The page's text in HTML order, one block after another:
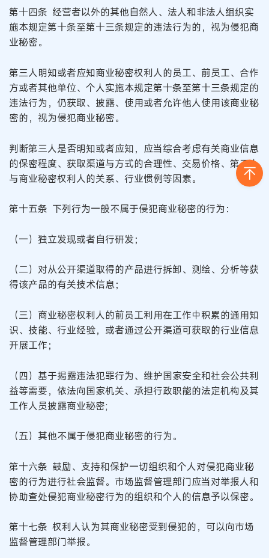
第十四条 经营者以外的其他自然人、法人和非法人组织实
施本规定第十条至第十三条规定的违法行为的，视为侵犯商
业秘密。
第三人明知或者应知商业秘密权利人的员工、前员工、合作
方或者其他单位、个人实施本规定第十条至第十三条规定的
违法行为，仍获取、披露、使用或者允许他人使用该商业秘
密的，视为侵犯商业秘密。
判断第三人是否明知或者应知，应当综合考虑有关商业信息
的保密程度、获取渠道与方式的合理性、交易价格、第三人
与商业秘密权利人的关系、行业惯例等因素。
第十五条 下列行为一般不属于侵犯商业秘密的行为：
（一）独立发现或者自行研发；
（二）对从公开渠道取得的产品进行拆卸、测绘、分析等获
得该产品的有关技术信息；
（三）商业秘密权利人的前员工利用在工作中积累的通用知
识、技能、行业经验，或者通过公开渠道可获取的行业信息
开展工作；
（四）基于揭露违法犯罪行为、维护国家安全和社会公共利
益等需要，依法向国家机关、承担行政职能的法定机构及其
工作人员披露商业秘密;
（五）其他不属于侵犯商业秘密的行为。
第十六条 鼓励、支持和保护一切组织和个人对侵犯商业秘
密的行为进行社会监督。市场监督管理部门应当对举报人和
协助查处侵犯商业秘密行为的组织和个人的信息予以保密。
第十七条 权利人认为其商业秘密受到侵犯的，可以向市场
监督管理部门举报。